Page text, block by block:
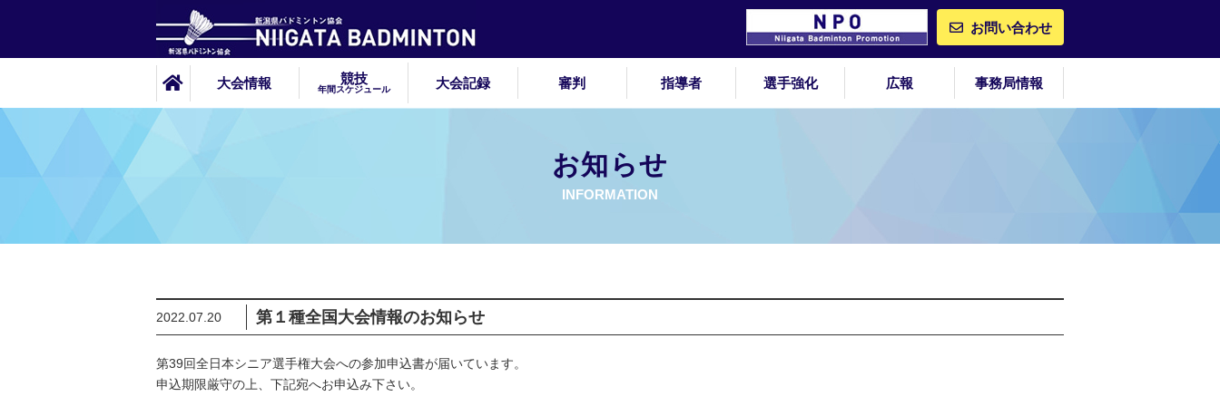
お問い合わせ
大会情報 競技
年間スケジュール 大会記録 審判 指導者 選手強化 広報 事務局情報
お知らせ
INFORMATION
2022.07.20 第１種全国大会情報のお知らせ
第39回全日本シニア選手権大会への参加申込書が届いています。
申込期限厳守の上、下記宛へお申込み下さい。